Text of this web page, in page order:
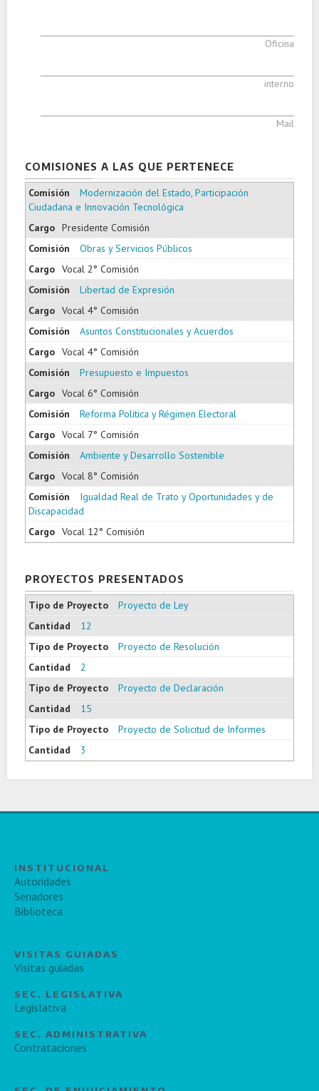
Oficina
interno
Mail
COMISIONES A LAS QUE PERTENECE
Modernización del Estado, Participación
Ciudadana e Innovación Tecnológica
Presidente Comisión
Obras y Servicios Públicos
Vocal 2° Comisión
Libertad de Expresión
Vocal 4° Comisión
Asuntos Constitucionales y Acuerdos
Vocal 4° Comisión
Presupuesto e Impuestos
Vocal 6° Comisión
Reforma Política y Régimen Electoral
Vocal 7° Comisión
Ambiente y Desarrollo Sostenible
Vocal 8° Comisión
Igualdad Real de Trato y Oportunidades y de
Discapacidad
Vocal 12° Comisión
PROYECTOS PRESENTADOS
Proyecto de Ley
12
Proyecto de Resolución
2
Proyecto de Declaración
15
Proyecto de Solicitud de Informes
3
INSTITUCIONAL
Autoridades
Senadores
Biblioteca
VISITAS GUIADAS
Visitas guiadas
SEC. LEGISLATIVA
Legislativa
SEC. ADMINISTRATIVA
Contrataciones